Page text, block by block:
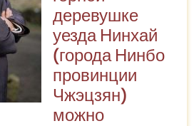
деревушке
уезда Нинхай
(города Нинбо
провинции
Чжэцзян)
можно